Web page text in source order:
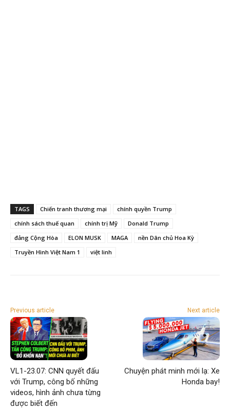
TAGS Chiến tranh thương mại
chính quyền Trump
chính sách thuế quan
chính trị Mỹ
Donald Trump
đảng Cộng Hòa
ELON MUSK MAGA
nền Dân chủ Hoa Kỳ
Truyền Hình Việt Nam 1
việt linh
Previous article
VL1-23.07: CNN quyết đấu
với Trump, công bố những
videos, hình ảnh chưa từng
được biết đến
Next article
Chuyện phát minh mới lạ: Xe
Honda bay!